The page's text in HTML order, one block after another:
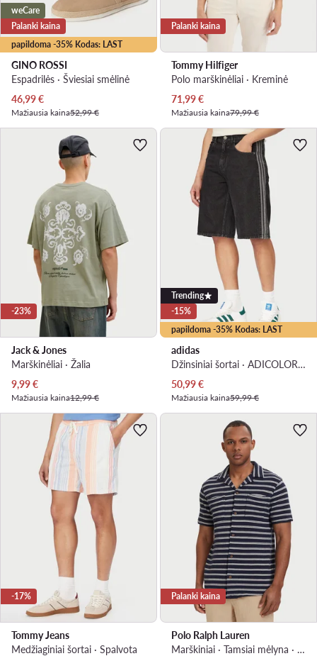
papildoma -35% Kodas: LAST
weCare
Palanki kaina
GINO ROSSI
Espadrilės · Šviesiai smėlinė
Dabartinė kaina
46,99€
Mažiausia kaina52,99 €
Palanki kaina
Tommy Hilfiger
Polo marškinėliai · Kreminė
Dabartinė kaina
71,99€
Mažiausia kaina79,99 €
-23%
Jack & Jones
Marškinėliai · Žalia
Dabartinė kaina
9,99€
Mažiausia kaina12,99 €
papildoma -35% Kodas: LAST
Trending
-15%
adidas
Džinsiniai šortai · ADICOLOR · Juoda
Dabartinė kaina
50,99€
Mažiausia kaina59,99 €
-17%
Tommy Jeans
Medžiaginiai šortai · Spalvota
Palanki kaina
Polo Ralph Lauren
Marškiniai · Tamsiai mėlyna · Regular Fit